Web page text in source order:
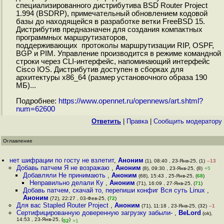
специализированного дистрибутива BSD Router Project
1.994 (BSDRP), примечательный обновлением кодовой
базы до находящейся в разработке ветки FreeBSD 15.
Дистрибутив предназначен для создания компактных
программных маршрутизаторов,
поддерживающих протоколы маршрутизации RIP, OSPF,
BGP и PIM. Управление производится в режиме командной
строки через CLI-интерфейс, напоминающий интерфейс
Cisco IOS. Дистрибутив доступен в сборках для
архитектуры x86_64 (размер установочного образа 190
МБ)...
Подробнее: https://www.opennet.ru/opennews/art.shtml?
num=62600
Ответить Правка| Cообщить модератору
Оглавление
нет шифрации по госту не взлетит,Аноним (1), 08:40 , 23-Янв-25, (1) –13
Добавь патчем Я не возражаю , Аноним (8), 09:30 , 23-Янв-25, (8) +5
Добавляли Не принимають , Аноним (68), 15:43 , 25-Янв-25, (68)
Неправильно делали Ку ,Аноним (71), 16:09 , 27-Янв-25, (71)
Добавь патчем, скачай то, перепиши конфиг Вся суть Linux ,
Аноним (72), 22:27 , 03-Фев-25, (72)
Для вас Stapled Router Project , Аноним (71), 11:18 , 23-Янв-25, (32) –1
Сертифицированную доверенную загрузку забыли- , BeLord (ok),
14:53 , 23-Янв-25, (52) +1